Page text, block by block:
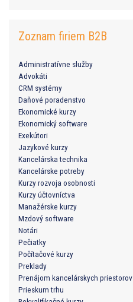
Zoznam firiem B2B
Administratívne služby
Advokáti
CRM systémy
Daňové poradenstvo
Ekonomické kurzy
Ekonomický software
Exekútori
Jazykové kurzy
Kancelárska technika
Kancelárske potreby
Kurzy rozvoja osobnosti
Kurzy účtovníctva
Manažérske kurzy
Mzdový software
Notári
Pečiatky
Počítačové kurzy
Preklady
Prenájom kancelárskych priestorov
Prieskum trhu